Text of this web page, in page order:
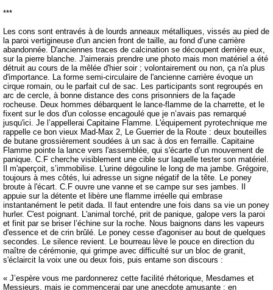
***
Les cons sont entravés à de lourds anneaux métalliques, vissés au pied de
la paroi vertigineuse d'un ancien front de taille, au fond d’une carrière
abandonnée. D'anciennes traces de calcination se découpent derrière eux,
sur la pierre blanche. J'aimerais prendre une photo mais mon matériel a été
détruit au cours de la mêlée d'hier soir ; volontairement ou non, ça n'a plus
d'importance. La forme semi-circulaire de l'ancienne carrière évoque un
cirque romain, ou le parfait cul de sac. Les participants sont regroupés en
arc de cercle, à bonne distance des cons prisonniers de la façade
rocheuse. Deux hommes débarquent le lance-flamme de la charrette, et le
fixent sur le dos d'un colosse encagoulé que je n’avais pas remarqué
jusqu'ici. Je l’appellerai Capitaine Flamme. L'équipement pyrotechnique me
rappelle ce bon vieux Mad-Max 2, Le Guerrier de la Route : deux bouteilles
de butane grossièrement soudées à un sac à dos en ferraille. Capitaine
Flamme pointe la lance vers l'assemblée, qui s'écarte d’un mouvement de
panique. C.F cherche visiblement une cible sur laquelle tester son matériel.
Il m'aperçoit, s’immobilise. L'urine dégouline le long de ma jambe. Grégoire,
toujours à mes côtés, lui adresse un signe négatif de la tête. Le poney
broute à l'écart. C.F ouvre une vanne et se campe sur ses jambes. Il
appuie sur la détente et libère une flamme irréelle qui embrase
instantanément le petit dada. Il faut entendre une fois dans sa vie un poney
hurler. C'est poignant. L'animal torché, prit de panique, galope vers la paroi
et finit par se briser l’échine sur la roche. Nous baignons dans les vapeurs
d'essence et de crin brûlé. Le poney cesse d'agoniser au bout de quelques
secondes. Le silence revient. Le bourreau lève le pouce en direction du
maître de cérémonie, qui grimpe avec difficulté sur un bloc de granit,
s'éclaircit la voix une ou deux fois, puis entame son discours :
« J’espère vous me pardonnerez cette facilité rhétorique, Mesdames et
Messieurs, mais je commencerai par une anecdote amusante : en